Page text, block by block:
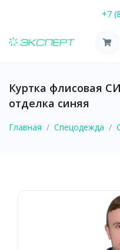
+7
Куртка флисовая
отделка синяя
Главная Спецодежда